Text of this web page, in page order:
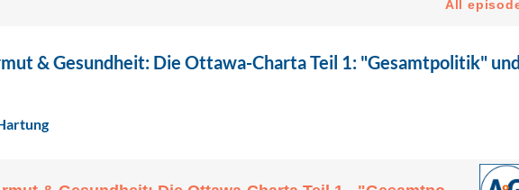
& Gesundheit: Die Ottawa-Charta Teil 1: "Gesamtpolitik"